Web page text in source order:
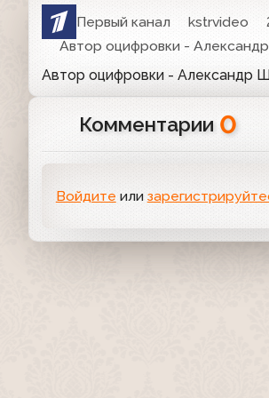
Первый канал kstrvideo
Автор оцифровки -
Автор оцифровки - Александр
Комментарии 0
Войдите или